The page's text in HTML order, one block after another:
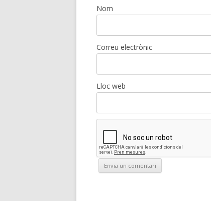
Nom
Correu electrònic
Lloc web